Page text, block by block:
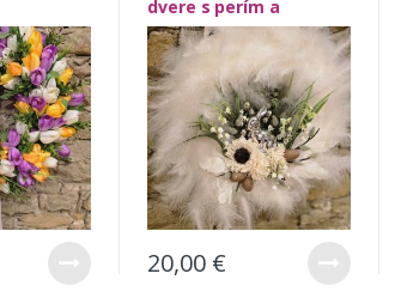
dvere s perím a
zajačikom
20,00 €